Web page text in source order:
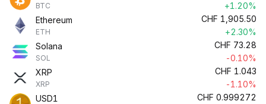
BTC
+1.20%
Ethereum
ETH
CHF 1,905.50
+2.30%
Solana
SOL
CHF 73.28
-0.10%
XRP
XRP
CHF 1.043
-1.10%
USD1
CHF 0.999272